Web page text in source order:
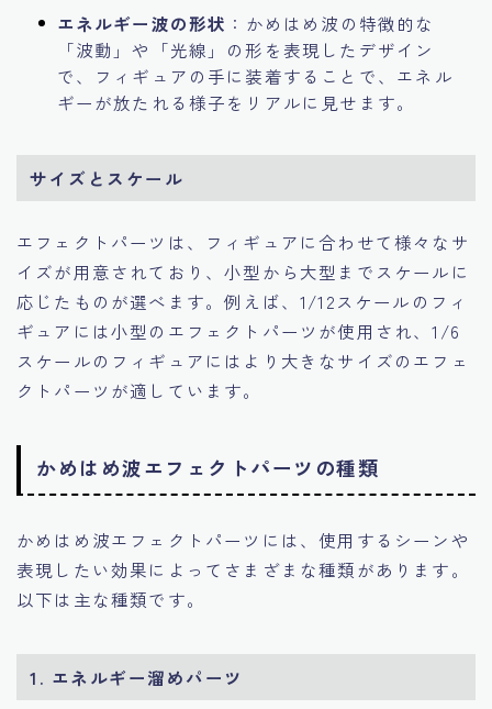
エネルギー波の形状 ：かめはめ波の特徴的な
「波動」や「光線」の形を表現したデザイン
で、フィギュアの手に装着することで、エネル
ギーが放たれる様子をリアルに見せます。
サイズとスケール
エフェクトパーツは、フィギュアに合わせて様々なサ
イズが用意されており、小型から大型までスケールに
応じたものが選べます。例えば、1/12スケールのフィ
ギュアには小型のエフェクトパーツが使用され、1/6
スケールのフィギュアにはより大きなサイズのエフェ
クトパーツが適しています。
かめはめ波エフェクトパーツの種類
かめはめ波エフェクトパーツには、使用するシーンや
表現したい効果によってさまざまな種類があります。
以下は主な種類です。
1. エネルギー溜めパーツ